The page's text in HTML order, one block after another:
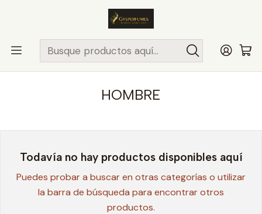
en compras hasta las 13Hrs, valido solo en
Comunas ..>>
PERFUMES Y COLONIAS MOSCHINO HOMBRE
HOMBRE
Todavía no hay productos disponibles aquí
Puedes probar a buscar en otras categorías o utilizar
la barra de búsqueda para encontrar otros
productos.